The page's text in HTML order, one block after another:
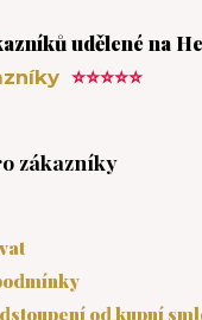
udělené na
⭐⭐⭐⭐⭐
zákazníky
od kupní